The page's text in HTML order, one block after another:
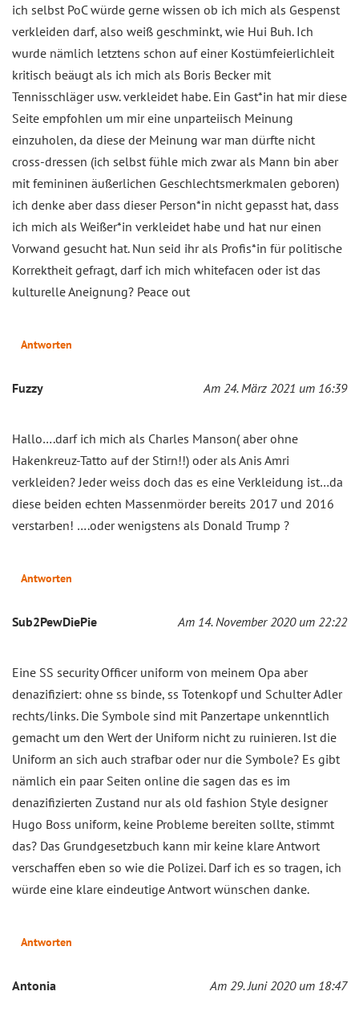
ich selbst PoC würde gerne wissen ob ich mich als Gespenst
verkleiden darf, also weiß geschminkt, wie Hui Buh. Ich
wurde nämlich letztens schon auf einer Kostümfeierlichleit
kritisch beäugt als ich mich als Boris Becker mit
Tennisschläger usw. verkleidet habe. Ein Gast*in hat mir diese
Seite empfohlen um mir eine unparteiisch Meinung
einzuholen, da diese der Meinung war man dürfte nicht
cross-dressen (ich selbst fühle mich zwar als Mann bin aber
mit femininen äußerlichen Geschlechtsmerkmalen geboren)
ich denke aber dass dieser Person*in nicht gepasst hat, dass
ich mich als Weißer*in verkleidet habe und hat nur einen
Vorwand gesucht hat. Nun seid ihr als Profis*in für politische
Korrektheit gefragt, darf ich mich whitefacen oder ist das
kulturelle Aneignung? Peace out
Antworten
Fuzzy Am 24. März 2021 um 16:39
Hallo….darf ich mich als Charles Manson( aber ohne
Hakenkreuz-Tatto auf der Stirn!!) oder als Anis Amri
verkleiden? Jeder weiss doch das es eine Verkleidung ist…da
diese beiden echten Massenmörder bereits 2017 und 2016
verstarben! ….oder wenigstens als Donald Trump ?
Antworten
Sub2PewDiePie Am 14. November 2020 um 22:22
Eine SS security Officer uniform von meinem Opa aber
denazifiziert: ohne ss binde, ss Totenkopf und Schulter Adler
rechts/links. Die Symbole sind mit Panzertape unkenntlich
gemacht um den Wert der Uniform nicht zu ruinieren. Ist die
Uniform an sich auch strafbar oder nur die Symbole? Es gibt
nämlich ein paar Seiten online die sagen das es im
denazifizierten Zustand nur als old fashion Style designer
Hugo Boss uniform, keine Probleme bereiten sollte, stimmt
das? Das Grundgesetzbuch kann mir keine klare Antwort
verschaffen eben so wie die Polizei. Darf ich es so tragen, ich
würde eine klare eindeutige Antwort wünschen danke.
Antworten
Antonia Am 29. Juni 2020 um 18:47